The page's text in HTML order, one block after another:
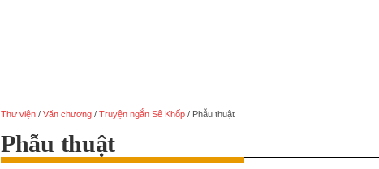
Thư viện / Văn chương / Truyện ngắn Sê Khốp / Phẫu thuật
Phẫu thuật